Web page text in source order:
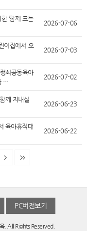
‘함께 크는
2026-07-06
이집에서 오
2026-07-03
쇠공동육아
…
2026-07-02
께 지내실
2026-06-23
육아휴직대
2026-06-22
PC버전보기
. All Rights Reserved.